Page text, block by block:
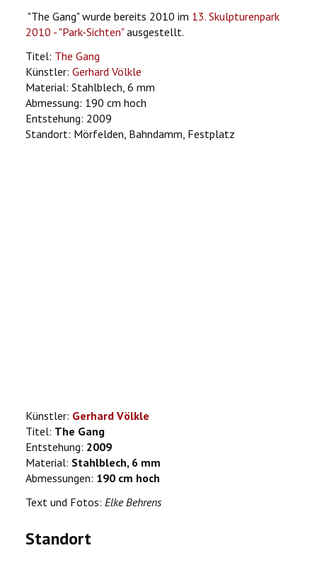
"The Gang" wurde bereits 2010 im 13. Skulpturenpark
2010 - "Park-Sichten"ausgestellt.
Titel: The Gang
Künstler: Gerhard Völkle
Material: Stahlblech, 6 mm
Abmessung: 190 cm hoch
Entstehung: 2009
Standort: Mörfelden, Bahndamm, Festplatz
Künstler: Gerhard Völkle
Titel: The Gang
Entstehung: 2009
Material: Stahlblech, 6 mm
Abmessungen: 190 cm hoch
Text und Fotos: Elke Behrens
Standort